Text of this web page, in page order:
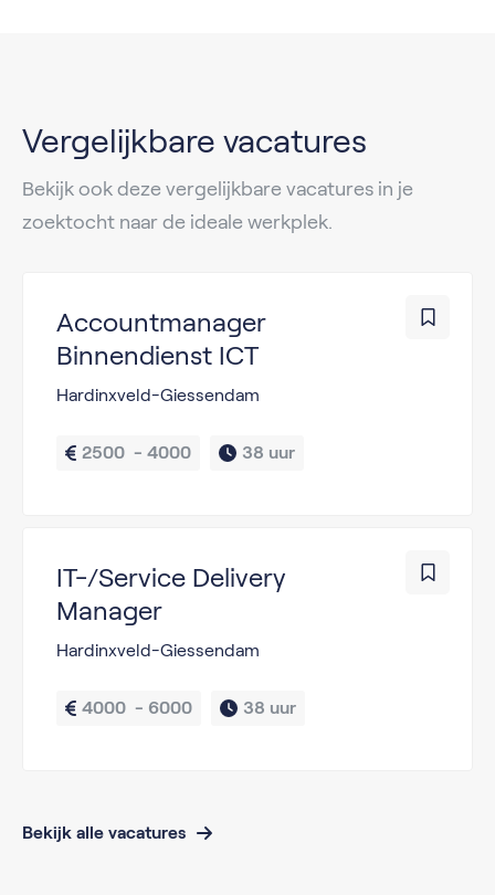
Vergelijkbare vacatures
Bekijk ook deze vergelijkbare vacatures in je
zoektocht naar de ideale werkplek.
Accountmanager
Binnendienst ICT
Hardinxveld-Giessendam
2500  - 4000 38 uur
IT-/Service Delivery
Manager
Hardinxveld-Giessendam
4000  - 6000 38 uur
Bekijk alle vacatures